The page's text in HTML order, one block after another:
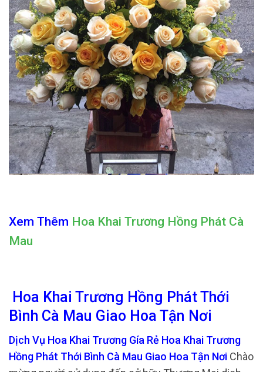
Xem Thêm Hoa Khai Trương Hồng Phát Cà
Mau
Hoa Khai Trương Hồng Phát Thới
Bình Cà Mau Giao Hoa Tận Nơi
Dịch Vụ Hoa Khai Trương Gía Rẻ Hoa Khai Trương
Hồng Phát Thới Bình Cà Mau Giao Hoa Tận Nơi Chào